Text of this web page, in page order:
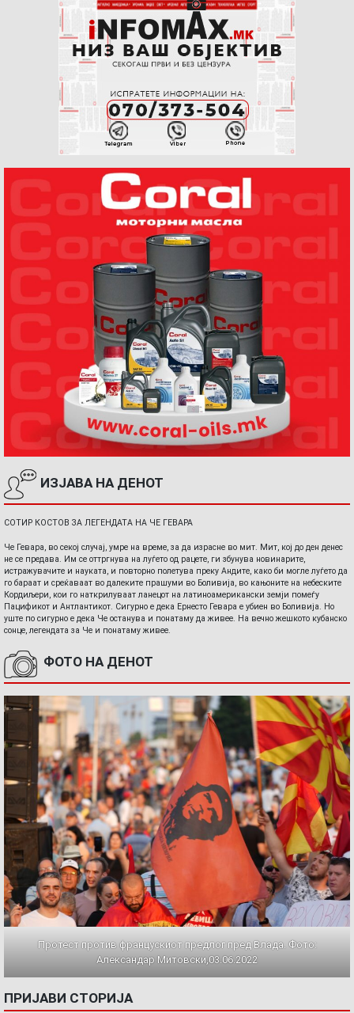
ИЗЈАВА НА ДЕНОТ
СОТИР КОСТОВ ЗА ЛЕГЕНДАТА НА ЧЕ ГЕВАРА
Че Гевара, во секој случај, умре на време, за да израсне во мит. Мит, кој до ден денес
не се предава. Им се оттргнува на луѓето од рацете, ги збунува новинарите,
истражувачите и науката, и повторно полетува преку Андите, како би могле луѓето да
го бараат и среќаваат во далеките прашуми во Боливија, во кањоните на небеските
Кордиљери, кои го наткрилуваат ланецот на латиноамерикански земји помеѓу
Пацификот и Антлантикот. Сигурно е дека Ернесто Гевара е убиен во Боливија. Но
уште по сигурно е дека Че останува и понатаму да живее. На вечно жешкото кубанско
сонце, легендата за Че и понатаму живее.
ФОТО НА ДЕНОТ
Протест против францускиот предлог пред Влада. Фото:
Александар Митовски,03.06.2022
ПРИЈАВИ СТОРИЈА